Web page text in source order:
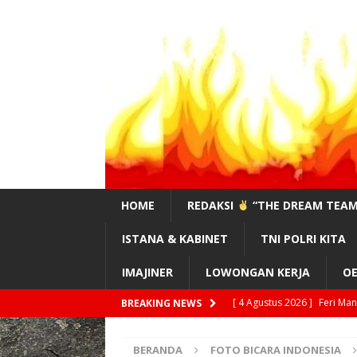
HOME REDAKSI “THE DREAM
ISTANA & KABINET TNI POLRI KITA
IMAJINER LOWONGAN KERJA
BREAKING NEWS [ 4 Agustus 2026 ] Feri
BERANDA FOTO BICARA INDONESIA